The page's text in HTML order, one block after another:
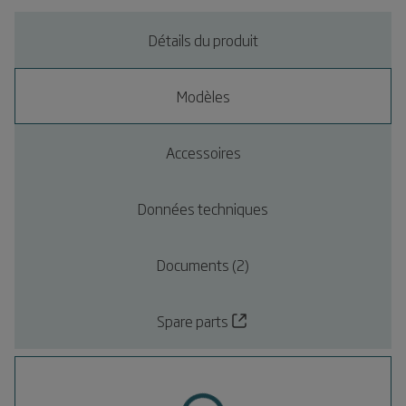
Détails du produit
Modèles
Accessoires
Données techniques
Documents (2)
Spare parts